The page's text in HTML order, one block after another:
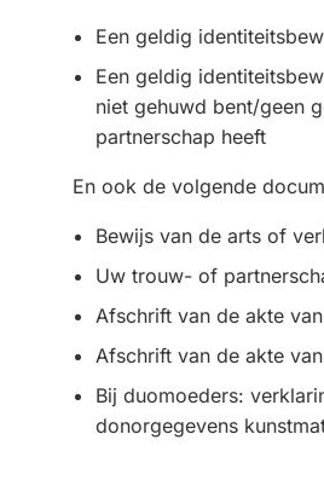
Een geldig
Een geldig
niet gehuwd bent/geen
partnerschap heeft
En ook de volgende
Bewijs van de arts of
Uw trouw- of
Afschrift van de akte
Afschrift van de akte
Bij duomoeders:
donorgegevens